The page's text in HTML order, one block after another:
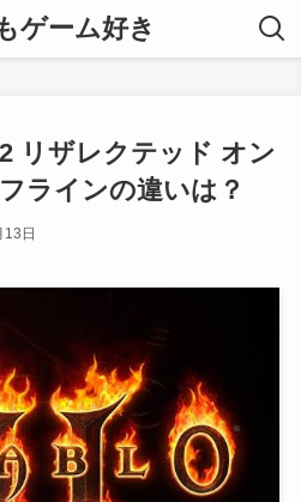
ゲーム好き
リザレクテッド オン
ラインの違いは？
13日